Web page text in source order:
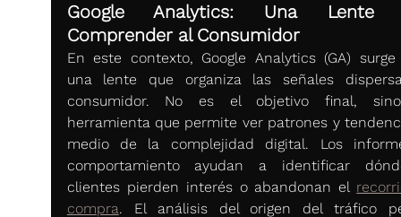
Google Analytics: Una Lente
Comprender al Consumidor
En este contexto, Google Analytics (GA)
una lente que organiza las señales
consumidor. No es el objetivo final,
herramienta que permite ver patrones y
medio de la complejidad digital. Los
comportamiento ayudan a identificar
clientes pierden interés o abandonan el
compra. El análisis del origen del tráfico